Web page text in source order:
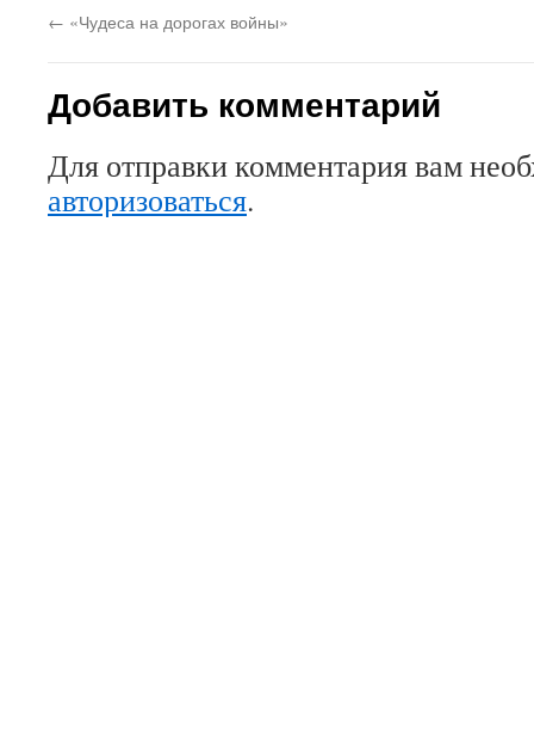
новом
окне)
(Открывается
в
окне)
новом
окне)
← «Чудеса на дорогах войны»
Добавить комментарий
Для отправки комментария вам
авторизоваться.